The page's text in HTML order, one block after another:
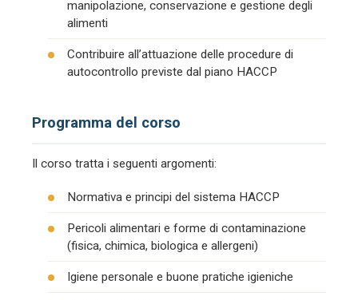
manipolazione, conservazione e gestione degli
alimenti
Contribuire all’attuazione delle procedure di
autocontrollo previste dal piano HACCP
Programma del corso
Il corso tratta i seguenti argomenti:
Normativa e principi del sistema HACCP
Pericoli alimentari e forme di contaminazione
(fisica, chimica, biologica e allergeni)
Igiene personale e buone pratiche igieniche